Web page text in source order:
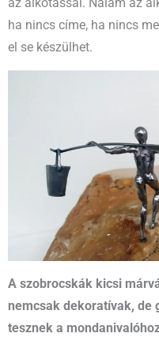
az alkotással. Nálam az
ha nincs címe, ha nincs
el se készülhet.
A szobrocskák kicsi
nemcsak dekoratívak, de
tesznek a